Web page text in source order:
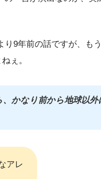
9年前の話ですが、も
ぇ。
かなり前から地球以
アレ